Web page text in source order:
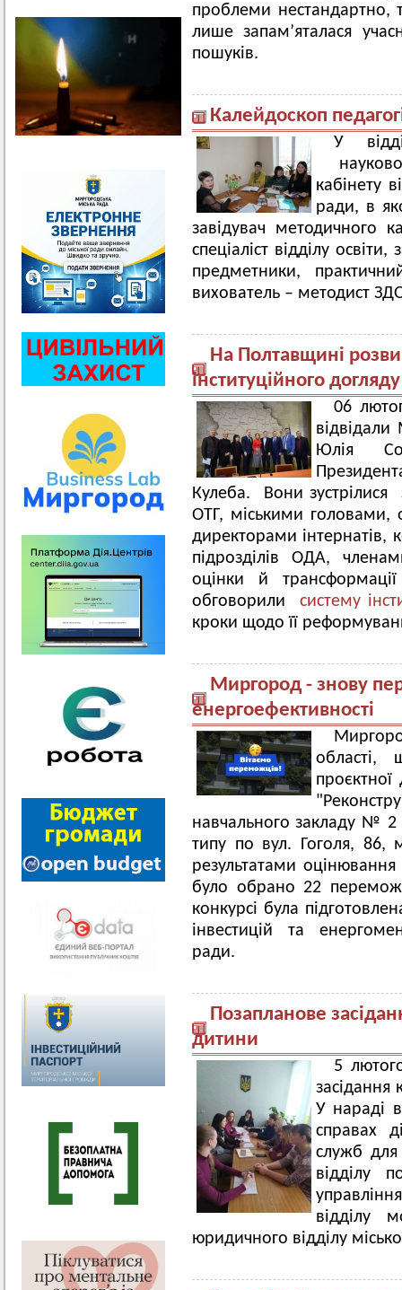
проблеми нестандартно,
лише запам’яталася
пошуків.
Калейдоскоп
У
кабінету
ради, в
завідувач методичного
спеціаліст відділу
предметники,
вихователь – методист
На Полтавщині
інституційного
06
відвідали
Юлія
Кулеба. Вони зустрілися
ОТГ, міськими головами,
директорами інтернатів,
підрозділів ОДА,
оцінки й
обговорили систему
кроки щодо її
Миргород - знову
енергоефективності
проєктної
навчального закладу № 2
типу по вул. Гоголя, 86,
результатами оцінювання
було обрано 22
конкурсі була
інвестицій та
ради.
Позапланове
дитини
5
засідання
У нараді
справах
служб для
відділу
відділу
юридичного відділу